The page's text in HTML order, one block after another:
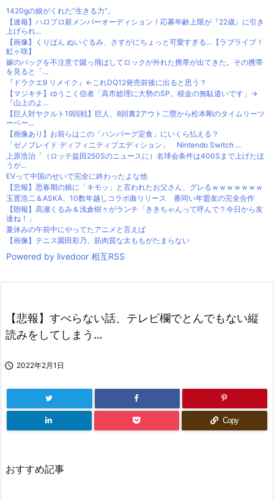
1420gの娘がくれた“生きる力”。
【速報】ハロプロ新メンバーオーディション！応募年齢上限が『22歳』に引き
上げられ...
【画像】くりぱん ぬいぐるみ、さすがにちょっと可愛すぎる…【ラブライブ！
虹ヶ咲】
嫁のバッグを不注意で蹴っ飛ばしてロックが外れた携帯が出てきた。その携帯
を見ると「...
『ドラクエ9 リメイク』←これDQ12発売前後に出ると思う？
【マジキチ】ゆうこく信者「高市総理に大勢のSP。税金の無駄遣いです」→
『山上のよ...
【巨人対ヤクルト19回戦】巨人、8回裏2アウト二塁から松本剛のタイムリーツ
ーベー...
【画像あり】お前らはこの「ハンバーグ定食」にいくら払える？
「ゼノブレイド ディフィニティブエディション」 Nintendo Switch ...
上原浩治「（ロッテ益田250Sのニュースに）名球会条件は400Sまで上げたほ
うが...
EVって中国のせいで完全に終わったよな他
【悲報】思春期の娘に「キモッ」と言われたお父さん、グレるｗｗｗｗｗｗｗ
玉置浩二＆ASKA、10数年越しコラボ曲リリース 番同い年盟友の完全合作
【朗報】高瀬くるみ＆浅倉樹々がランチ「ききちゃんって呼んで？今日から友
達ね！」
夏休みの午前中にやってたアニメと言えば
【画像】テニス園田彩乃、筋肉質な太ももがたまらない
Powered by livedoor 相互RSS
【悲報】すべらない話、テレビ欄でとんでもない縦
読みをしてしまう…
 2022年2月1日
Copy
おすすめ記事